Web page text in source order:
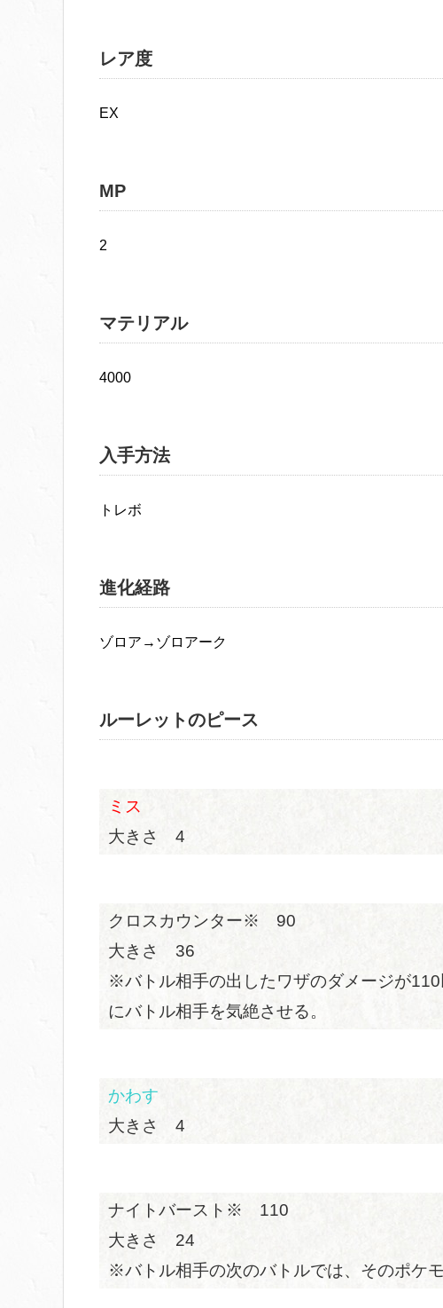
レア度
EX
MP
2
マテリアル
4000
入手方法
トレボ
進化経路
ゾロア→ゾロアーク
ルーレットのピース
ミス
大きさ 4
クロスカウンター※ 90
大きさ 36
※バトル相手の出したワザのダメージが
にバトル相手を気絶させる。
かわす
大きさ 4
ナイトバースト※ 110
大きさ 24
※バトル相手の次のバトルでは、そのポケ